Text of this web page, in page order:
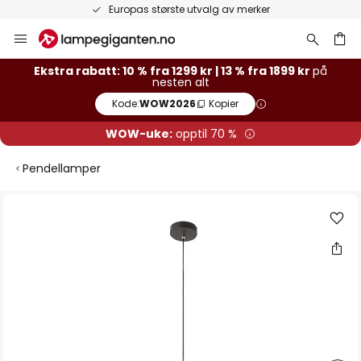
Europas største utvalg av merker
Hopp
til
innhold
Ekstra rabatt: 10 % fra 1299 kr | 13 % fra 1899 kr på
nesten alt
Kode:WOW2026 Kopier
WOW-uke: opptil 70 %
Pendellamper